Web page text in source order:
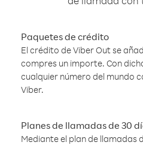
Paquetes de crédito
El crédito de Viber Out se
compres un importe. Con
cualquier número del mundo
Viber.
Planes de llamadas de 30
Mediante el plan de llamadas